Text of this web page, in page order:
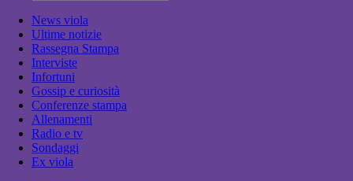
News viola
Ultime notizie
Rassegna Stampa
Interviste
Infortuni
Gossip e curiosità
Conferenze stampa
Allenamenti
Radio e tv
Sondaggi
Ex viola